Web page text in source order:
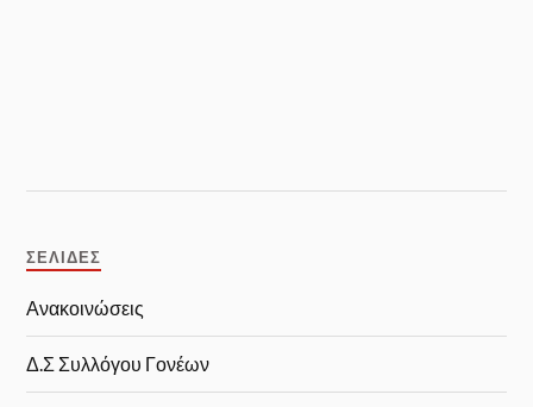
ΣΕΛΊΔΕΣ
Ανακοινώσεις
Δ.Σ Συλλόγου Γονέων